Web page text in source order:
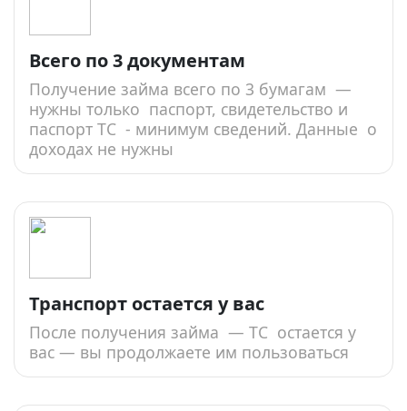
Всего по 3 документам
Получение займа всего по 3 бумагам —
нужны только паспорт, свидетельство и
паспорт ТС - минимум сведений. Данные о
доходах не нужны
Транспорт остается у вас
После получения займа — ТС остается у
вас — вы продолжаете им пользоваться